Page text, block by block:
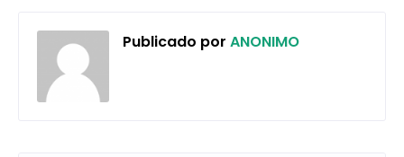
Publicado por ANONIMO